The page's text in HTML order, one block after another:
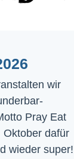
wir
Pray Eat
Oktober dafür
wieder super!